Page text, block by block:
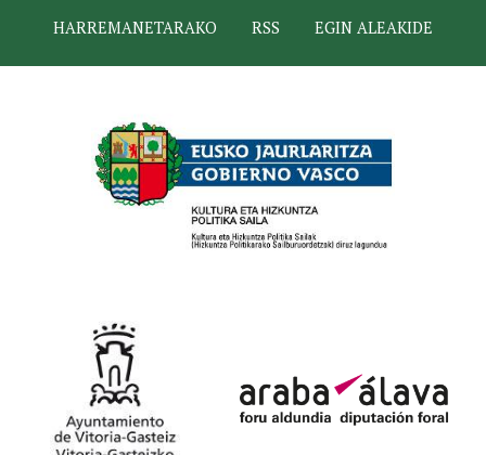
HARREMANETARAKO
RSS EGIN ALEAKIDE